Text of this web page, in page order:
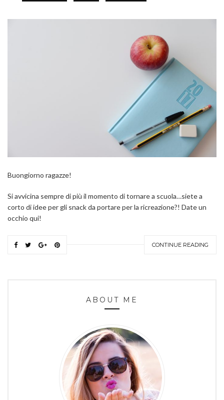
Buongiorno ragazze!
Si avvicina sempre di più il momento di tornare a scuola…siete a
corto di idee per gli snack da portare per la ricreazione?! Date un
occhio qui!
CONTINUE READING
ABOUT ME